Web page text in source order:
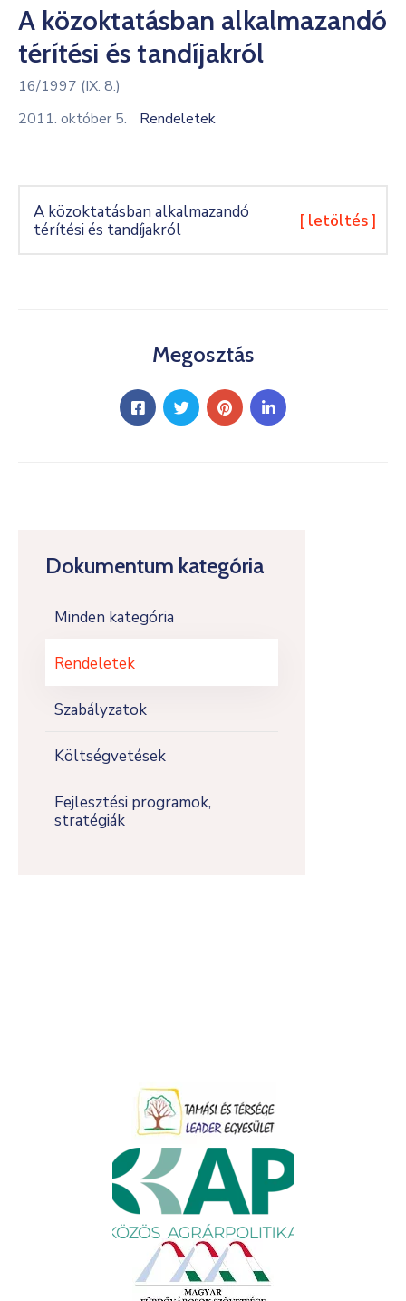
Kultúra
Keresés
Dokumentum kategória
Minden kategória
Rendeletek
Szabályzatok
Költségvetések
Fejlesztési programok,
stratégiák
A közoktatásban alkalmazandó
térítési és tandíjakról
16/1997 (IX. 8.)
2011. október 5.
Rendeletek
A közoktatásban alkalmazandó
térítési és tandíjakról
[ letöltés ]
Megosztás